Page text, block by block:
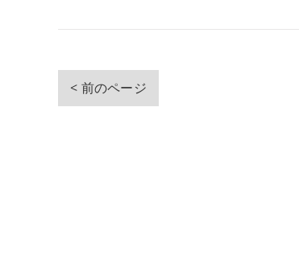
< 前のページ